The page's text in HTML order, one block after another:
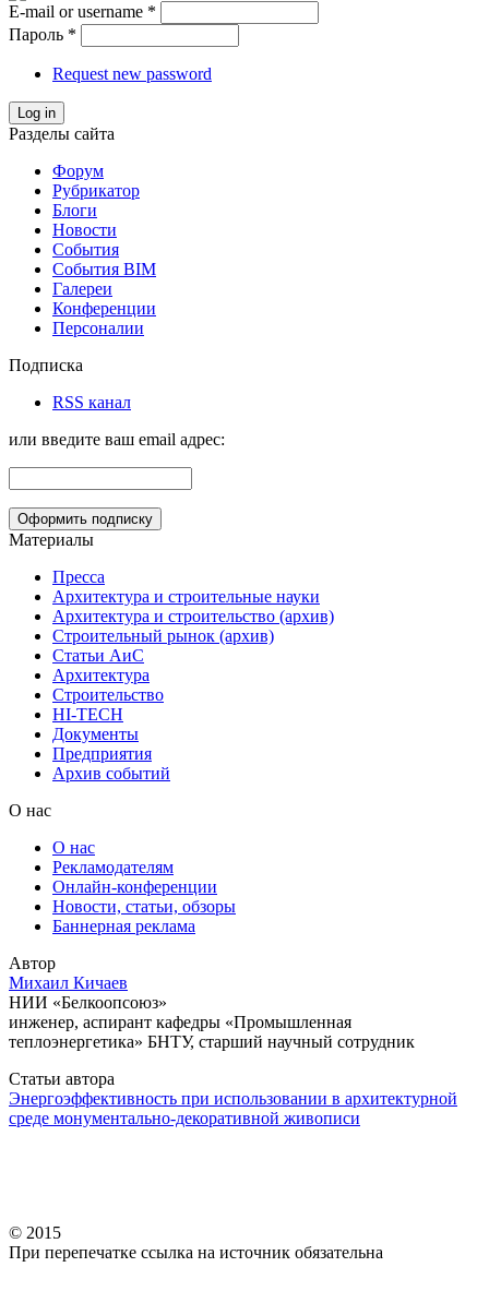
E-mail or username *
Пароль *
Request new password
Log in
Разделы сайта
Форум
Рубрикатор
Блоги
Новости
События
События BIM
Галереи
Конференции
Персоналии
Подписка
RSS канал
или введите ваш email адрес:
Материалы
Пресса
Архитектура и строительные науки
Архитектура и строительство (архив)
Строительный рынок (архив)
Статьи АиС
Архитектура
Строительство
HI-TECH
Документы
Предприятия
Архив событий
О нас
О нас
Рекламодателям
Онлайн-конференции
Новости, статьи, обзоры
Баннерная реклама
Автор
Михаил Кичаев
НИИ «Белкоопсоюз»
инженер, аспирант кафедры «Промышленная
теплоэнергетика» БНТУ, старший научный сотрудник
Статьи автора
Энергоэффективность при использовании в архитектурной
среде монументально-декоративной живописи
© 2015
При перепечатке ссылка на источник обязательна